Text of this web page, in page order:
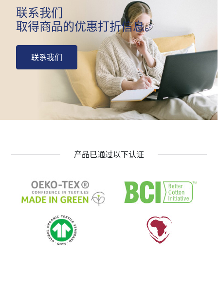
联系我们
取得商品的优惠打折信息。
联系我们
产品已通过以下认证